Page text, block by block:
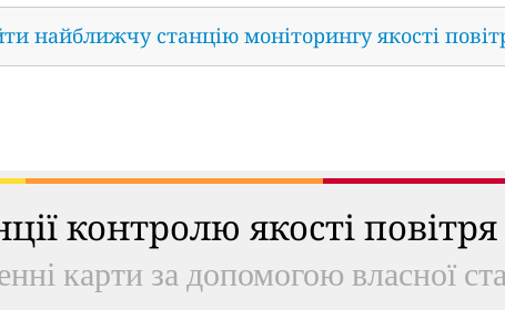
найближчу станцію моніторингу якості
контролю якості
карти за допомогою власної